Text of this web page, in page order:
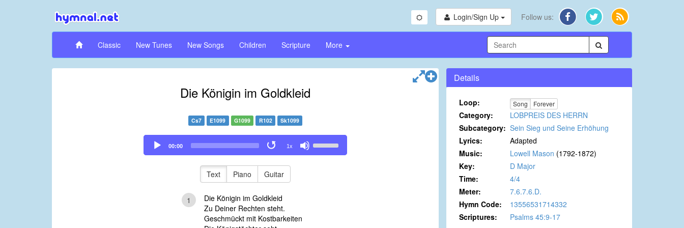
Login/Sign Up Follow us:
Classic New Tunes New Songs Children Scripture More
Die Königin im Goldkleid
Cs7 E1099 G1099 R102 Sk1099
Audio
Player
00:00 1x
Up/Down
Text Piano Guitar
1
Die Königin im Goldkleid
Zu Deiner Rechten steht.
Geschmückt mit Kostbarkeiten
Details
Loop: Song Forever
Category:
LOBPREIS DES HERRN
Subcategory: Sein Sieg und Seine Erhöhung
Lyrics:
Adapted
Music:
Lowell Mason (1792-1872)
Key:
D Major
Time:
4/4
Meter:
7.6.7.6.D.
Hymn Code:
13556531714332
Scriptures:
Psalms 45:9-17